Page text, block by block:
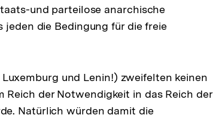
und parteilose anarchische
jeden die Bedingung für die freie
und Lenin!) zweifelten keinen
Reich der Notwendigkeit in das Reich der
Natürlich würden damit die